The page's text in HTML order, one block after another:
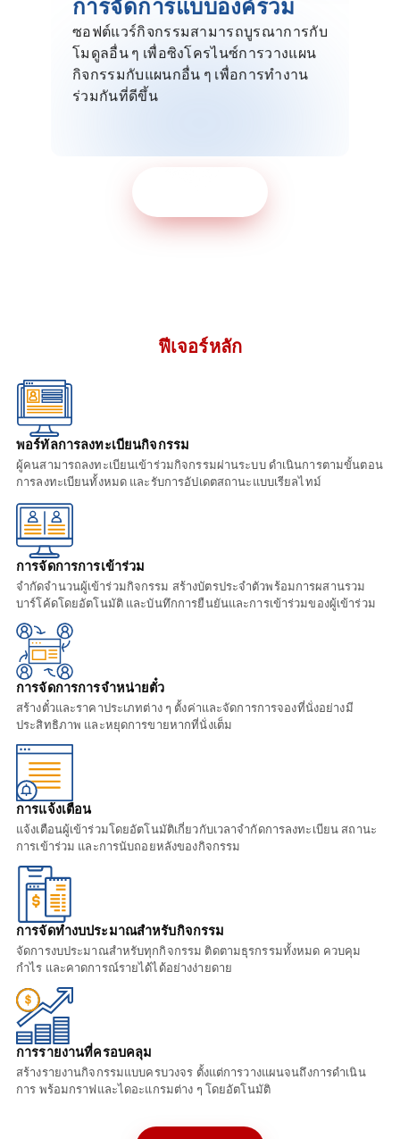
การจัดการแบบองค์รวม
ซอฟต์แวร์กิจกรรมสามารถบูรณาการกับ
โมดูลอื่น ๆ เพื่อซิงโครไนซ์การวางแผน
กิจกรรมกับแผนกอื่น ๆ เพื่อการทำงาน
ร่วมกันที่ดีขึ้น
ฟีเจอร์หลัก
พอร์ทัลการลงทะเบียนกิจกรรม
ผู้คนสามารถลงทะเบียนเข้าร่วมกิจกรรมผ่านระบบ ดำเนินการตามขั้นตอน
การลงทะเบียนทั้งหมด และรับการอัปเดตสถานะแบบเรียลไทม์
การจัดการการเข้าร่วม
จำกัดจำนวนผู้เข้าร่วมกิจกรรม สร้างบัตรประจำตัวพร้อมการผสานรวม
บาร์โค้ดโดยอัตโนมัติ และบันทึกการยืนยันและการเข้าร่วมของผู้เข้าร่วม
การจัดการการจำหน่ายตั๋ว
สร้างตั๋วและราคาประเภทต่าง ๆ ตั้งค่าและจัดการการจองที่นั่งอย่างมี
ประสิทธิภาพ และหยุดการขายหากที่นั่งเต็ม
การแจ้งเตือน
แจ้งเตือนผู้เข้าร่วมโดยอัตโนมัติเกี่ยวกับเวลาจำกัดการลงทะเบียน สถานะ
การเข้าร่วม และการนับถอยหลังของกิจกรรม
การจัดทำงบประมาณสำหรับกิจกรรม
จัดการงบประมาณสำหรับทุกกิจกรรม ติดตามธุรกรรมทั้งหมด ควบคุม
กำไร และคาดการณ์รายได้ได้อย่างง่ายดาย
การรายงานที่ครอบคลุม
สร้างรายงานกิจกรรมแบบครบวงจร ตั้งแต่การวางแผนจนถึงการดำเนิน
การ พร้อมกราฟและไดอะแกรมต่าง ๆ โดยอัตโนมัติ